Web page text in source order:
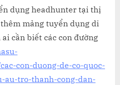
dụng headhunter tại thị
mảng tuyển dụng di
cần biết các con đường
con-duong-de-co-quoc-
au-tro-thanh-cong-dan-